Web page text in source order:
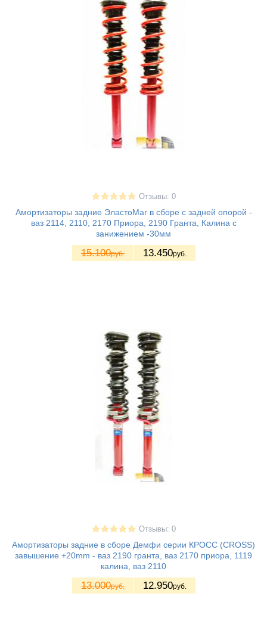
Отзывы: 0
Амортизаторы задние ЭластоМаг в сборе с задней опорой -
ваз 2114, 2110, 2170 Приора, 2190 Гранта, Калина с
занижением -30мм
15.100руб. 13.450руб.
Отзывы: 0
Амортизаторы задние в сборе Демфи серии КРОСС (CROSS)
завышение +20mm - ваз 2190 гранта, ваз 2170 приора, 1119
калина, ваз 2110
13.000руб. 12.950руб.